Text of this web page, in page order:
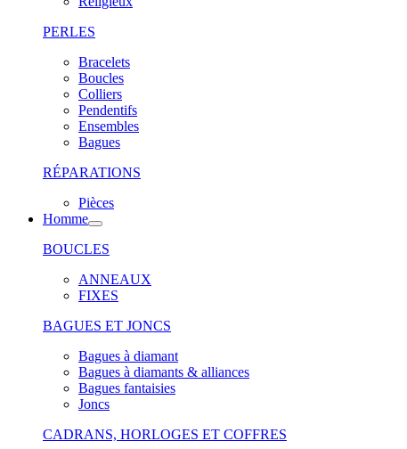
PERLES
Bracelets
Boucles
Colliers
Pendentifs
Ensembles
Bagues
RÉPARATIONS
Pièces
Homme
BOUCLES
ANNEAUX
FIXES
BAGUES ET JONCS
Bagues à diamant
Bagues à diamants & alliances
Bagues fantaisies
Joncs
CADRANS, HORLOGES ET COFFRES